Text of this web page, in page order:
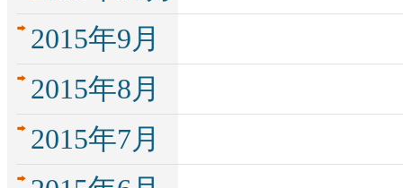
2015年9月
2015年8月
2015年7月